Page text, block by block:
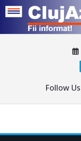
Follow Us